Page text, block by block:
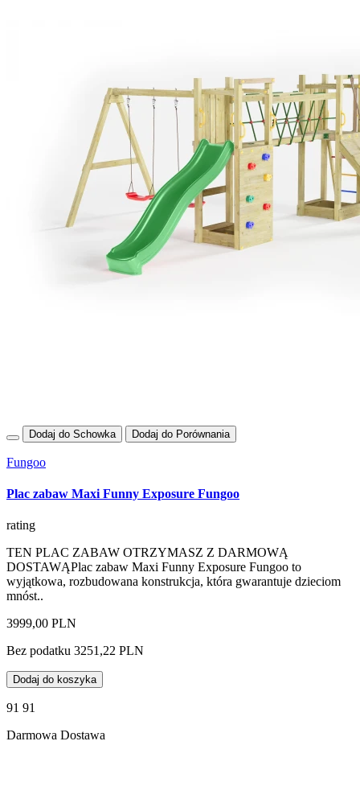
Dodaj do Schowka Dodaj do Porównania
Fungoo
Plac zabaw Maxi Funny Exposure Fungoo
rating
TEN PLAC ZABAW OTRZYMASZ Z DARMOWĄ
DOSTAWĄPlac zabaw Maxi Funny Exposure Fungoo to
wyjątkowa, rozbudowana konstrukcja, która gwarantuje dzieciom
mnóst..
3999,00 PLN
Bez podatku 3251,22 PLN
Dodaj do koszyka
91 91
Darmowa Dostawa